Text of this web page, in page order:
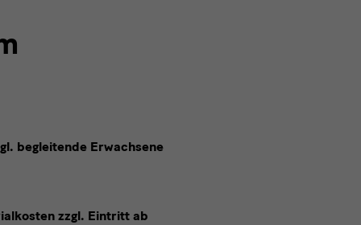
begleitende Erwachsene
zzgl. Eintritt ab